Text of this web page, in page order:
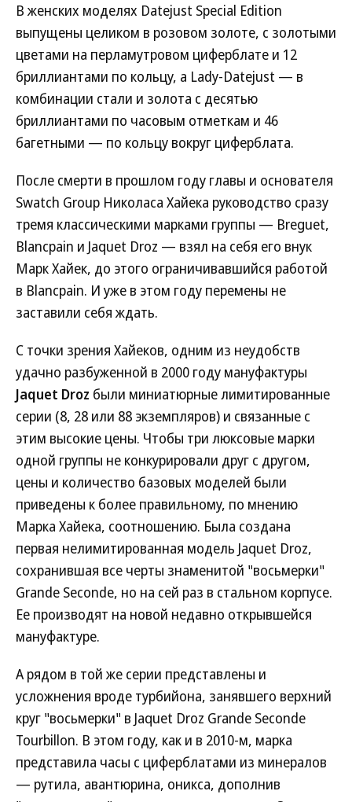
В женских моделях Datejust Special Edition
выпущены целиком в розовом золоте, с золотыми
цветами на перламутровом циферблате и 12
бриллиантами по кольцу, а Lady-Datejust — в
комбинации стали и золота с десятью
бриллиантами по часовым отметкам и 46
багетными — по кольцу вокруг циферблата.
После смерти в прошлом году главы и основателя
Swatch Group Николаса Хайека руководство сразу
тремя классическими марками группы — Breguet,
Blancpain и Jaquet Droz — взял на себя его внук
Марк Хайек, до этого ограничивавшийся работой
в Blancpain. И уже в этом году перемены не
заставили себя ждать.
С точки зрения Хайеков, одним из неудобств
удачно разбуженной в 2000 году мануфактуры
Jaquet Droz были миниатюрные лимитированные
серии (8, 28 или 88 экземпляров) и связанные с
этим высокие цены. Чтобы три люксовые марки
одной группы не конкурировали друг с другом,
цены и количество базовых моделей были
приведены к более правильному, по мнению
Марка Хайека, соотношению. Была создана
первая нелимитированная модель Jaquet Droz,
сохранившая все черты знаменитой "восьмерки"
Grande Seconde, но на сей раз в стальном корпусе.
Ее производят на новой недавно открывшейся
мануфактуре.
А рядом в той же серии представлены и
усложнения вроде турбийона, занявшего верхний
круг "восьмерки" в Jaquet Droz Grande Seconde
Tourbillon. В этом году, как и в 2010-м, марка
представила часы с циферблатами из минералов
— рутила, авантюрина, оникса, дополнив